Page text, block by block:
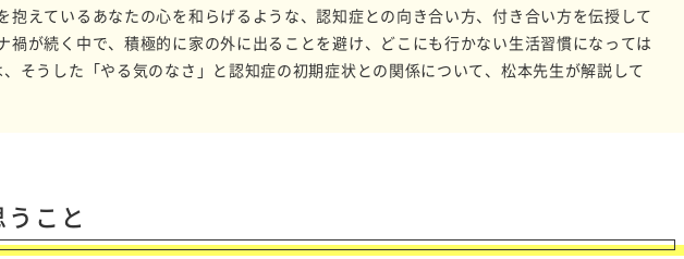
抱えているあなたの心を和らげるような、認知症との向き合い方、付き合い方を伝授して
禍が続く中で、積極的に家の外に出ることを避け、どこにも行かない生活習慣になっては
そうした「やる気のなさ」と認知症の初期症状との関係について、松本先生が解説して
こと